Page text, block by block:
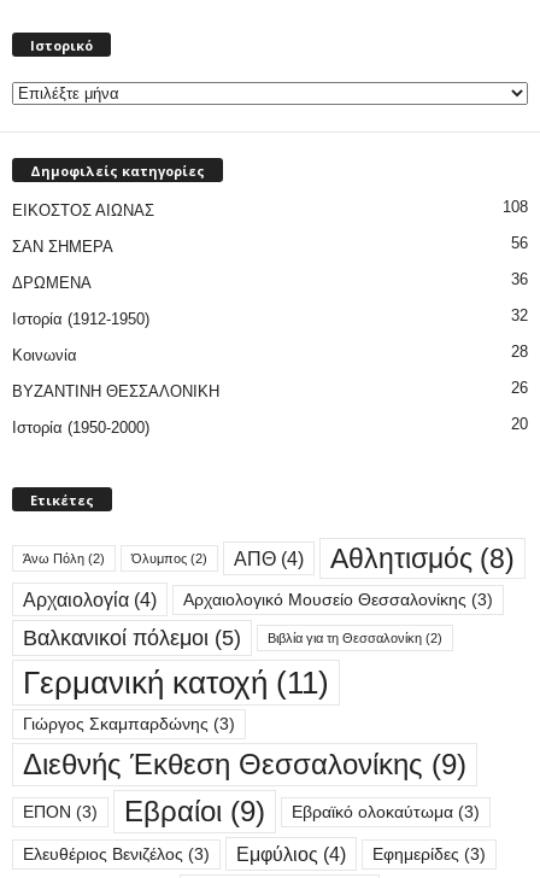
Ιστορικό
Δημοφιλείς κατηγορίες
ΕΙΚΟΣΤΟΣ ΑΙΩΝΑΣ 108
ΣΑΝ ΣΗΜΕΡΑ 56
ΔΡΩΜΕΝΑ 36
Ιστορία (1912-1950) 32
Κοινωνία 28
ΒΥΖΑΝΤΙΝΗ ΘΕΣΣΑΛΟΝΙΚΗ 26
Ιστορία (1950-2000) 20
Ετικέτες
Άνω Πόλη (2) Όλυμπος (2) ΑΠΘ (4) Αθλητισμός (8)
Αρχαιολογία (4) Αρχαιολογικό Μουσείο Θεσσαλονίκης (3)
Βαλκανικοί πόλεμοι (5) Βιβλία για τη Θεσσαλονίκη (2)
Γερμανική κατοχή (11)
Γιώργος Σκαμπαρδώνης (3)
Διεθνής Έκθεση Θεσσαλονίκης (9)
ΕΠΟΝ (3) Εβραίοι (9) Εβραϊκό ολοκαύτωμα (3)
Ελευθέριος Βενιζέλος (3) Εμφύλιος (4) Εφημερίδες (3)